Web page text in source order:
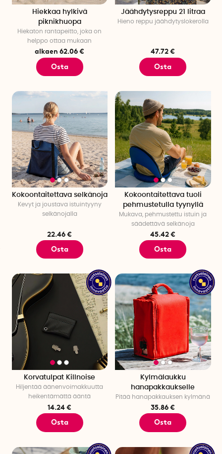
Hiekkaa hylkivä
piknikhuopa
Hiekaton rantapeitto, joka on
helppo ottaa mukaan
alkaen 62.06 €
Osta
Jäähdytysreppu 21 litraa
Hieno reppu jäähdytyslokerolla
47.72 €
Osta
Kokoontaitettava selkänoja
Kevyt ja joustava istuintyyny
selkänojalla
22.46 €
Osta
Kokoontaitettava tuoli
pehmustetulla tyynyllä
Mukava, pehmustettu istuin ja
säädettävä selkänoja
45.42 €
Osta
Korvatulpat Killnoise
Hiljentää äänenvoimakkuutta
heikentämättä ääntä
14.24 €
Osta
Kylmälaukku
hanapakkaukselle
Pitää hanapakkauksen kylmänä
35.86 €
Osta